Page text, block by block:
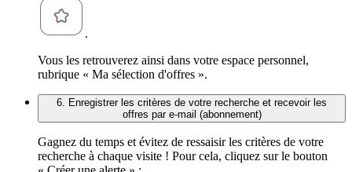
.
Vous les retrouverez ainsi dans votre espace personnel,
rubrique « Ma sélection d'offres ».
6. Enregistrer les critères de votre recherche et recevoir les
offres par e-mail (abonnement)
Gagnez du temps et évitez de ressaisir les critères de votre
recherche à chaque visite ! Pour cela, cliquez sur le bouton